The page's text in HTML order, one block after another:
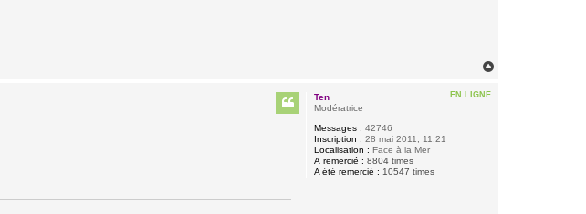
EN LIGNE
Ten
Modératrice
Messages : 42746
Inscription : 28 mai 2011, 11:21
Localisation : Face à la Mer
A remercié : 8804 times
A été remercié : 10547 times